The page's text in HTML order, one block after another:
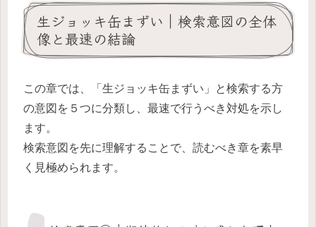
生ジョッキ缶まずい｜検索意図の全体
像と最速の結論
この章では、「生ジョッキ缶まずい」と検索する方
の意図を５つに分類し、最速で行うべき対処を示し
ます。
検索意図を先に理解することで、読むべき章を素早
く見極められます。